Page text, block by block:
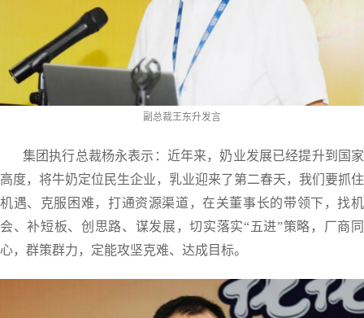
副总裁王东升发言
集团执行总裁杨永表示：近年来，奶业发展已经提升到国家
高度，将牛奶定位民生企业，乳业迎来了第二春天，我们要抓住
机遇、克服困难，打通资源渠道，在关董事长的带领下，找机
会、补短板、创思路、谋发展，切实落实“五进”策略，厂商同
心，群策群力，定能攻坚克难、达成目标。